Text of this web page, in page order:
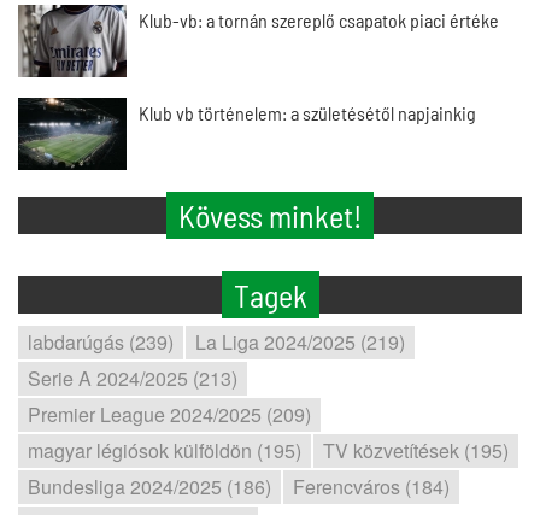
Klub-vb: a tornán szereplő csapatok piaci értéke
Klub vb történelem: a születésétől napjainkig
Kövess minket!
Tagek
labdarúgás (239)
La Liga 2024/2025 (219)
Serie A 2024/2025 (213)
Premier League 2024/2025 (209)
magyar légiósok külföldön (195)
TV közvetítések (195)
Bundesliga 2024/2025 (186)
Ferencváros (184)